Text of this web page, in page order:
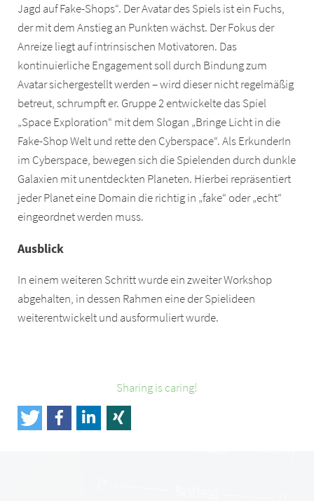
Jagd auf Fake-Shops“. Der Avatar des Spiels ist ein Fuchs,
der mit dem Anstieg an Punkten wächst. Der Fokus der
Anreize liegt auf intrinsischen Motiva­toren. Das
kontinuierliche Engagement soll durch Bindung zum
Avatar sichergestellt werden – wird dieser nicht regelmäßig
betreut, schrumpft er. Gruppe 2 entwickelte das Spiel
„Space Exploration“ mit dem Slogan „Bringe Licht in die
Fake-Shop Welt und rette den Cyberspace“. Als ErkunderIn
im Cyberspace, bewegen sich die Spielenden durch dunkle
Galaxien mit unentdeckten Planeten. Hierbei repräsentiert
jeder Planet eine Domain die richtig in „fake“ oder „echt“
eingeordnet werden muss.
Ausblick
In einem weiteren Schritt wurde ein zweiter Workshop
abgehalten, in dessen Rahmen eine der Spielideen
weiterentwickelt und ausformuliert wurde.
Sharing is caring!